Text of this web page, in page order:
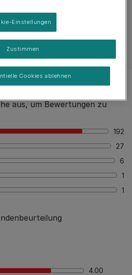
für glaubwürdige
aus, um Bewertungen zu
192
27
6
1
1
4.00
Einstellungen
Cookies ablehnen
Zustimmen